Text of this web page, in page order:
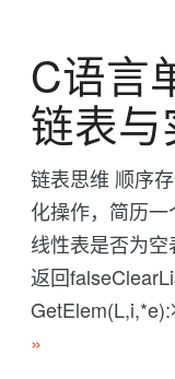
C语言
链表与
链表思维 顺序
化操作，简历
线性表是否为
返回
»